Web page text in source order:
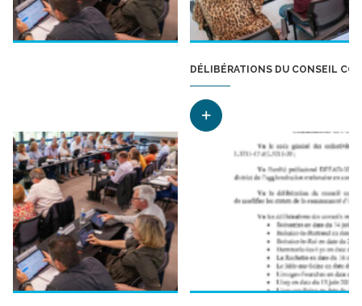
DÉLIBÉRATIONS DU CONSEIL COMMUNAUTAIRE 2026